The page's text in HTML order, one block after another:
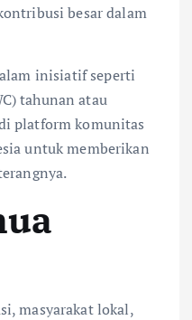
besar dalam
inisiatif seperti
tahunan atau
platform komunitas
untuk memberikan
masyarakat lokal,